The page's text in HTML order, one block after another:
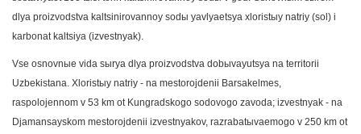
dlya proizvodstva kaltsinirovannoy sodы yavlyaetsya xloristыy natriy (sol) i
karbonat kaltsiya (izvestnyak).
Vse osnovnыe vida sыrya dlya proizvodstva dobыvayutsya na territorii
Uzbekistana. Xloristыy natriy - na mestorojdenii Barsakelmes,
raspolojennom v 53 km ot Kungradskogo sodovogo zavoda; izvestnyak - na
Djamansayskom mestorojdenii izvestnyakov, razrabatыvaemogo v 250 km ot